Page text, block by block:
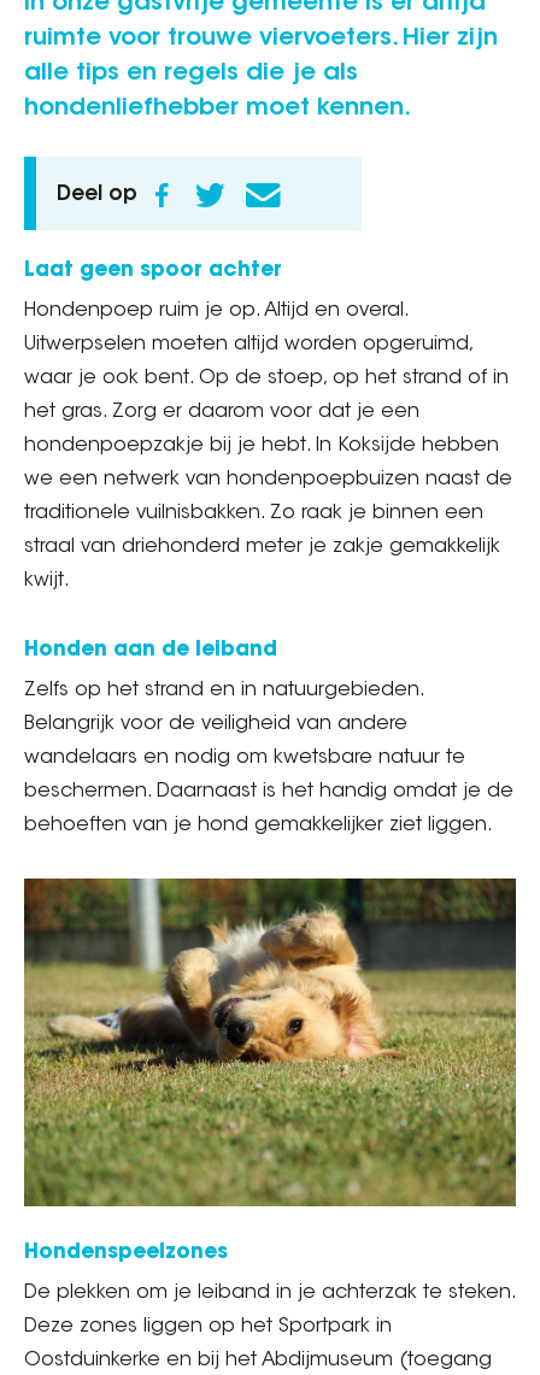
ruimte voor trouwe viervoeters. Hier zijn
alle tips en regels die je als
hondenliefhebber moet kennen.
Deel op
Laat geen spoor achter
Hondenpoep ruim je op. Altijd en overal.
Uitwerpselen moeten altijd worden opgeruimd,
waar je ook bent. Op de stoep, op het strand of in
het gras. Zorg er daarom voor dat je een
hondenpoepzakje bij je hebt. In Koksijde hebben
we een netwerk van hondenpoepbuizen naast de
traditionele vuilnisbakken. Zo raak je binnen een
straal van driehonderd meter je zakje gemakkelijk
kwijt.
Honden aan de leiband
Zelfs op het strand en in natuurgebieden.
Belangrijk voor de veiligheid van andere
wandelaars en nodig om kwetsbare natuur te
beschermen. Daarnaast is het handig omdat je de
behoeften van je hond gemakkelijker ziet liggen.
Hondenspeelzones
De plekken om je leiband in je achterzak te steken.
Deze zones liggen op het Sportpark in
Oostduinkerke en bij het Abdijmuseum (toegang